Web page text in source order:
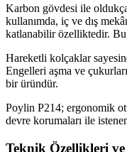
Karbon gövdesi ile
kullanımda, iç ve dış
katlanabilir özelliktedir. Bu
Hareketli kolçaklar
Engelleri aşma ve
bir üründür.
Poylin P214; ergonomik
devre korumaları ile
Teknik Özellikleri